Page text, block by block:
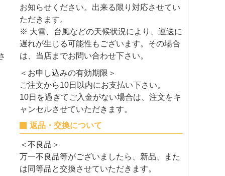
お知らせください。出来る限り対応させてい
ただきます。
※ 大雪、台風などの天候状況により、運送に
遅れが生じる可能性もございます。その場合
は、当店までお問い合わせ下さい。
＜お申し込みの有効期限＞
ご注文から10日以内にお支払い下さい。
10日を過ぎてご入金がない場合は、注文をキ
ャンセルさせていただきます。
返品・交換について
＜不良品＞
万一不良品等がございましたら、新品、また
は同等品と交換させていただきます。